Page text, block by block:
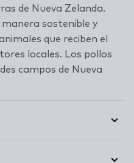
de Nueva Zelanda.
sostenible y
que reciben el
locales. Los pollos
campos de Nueva